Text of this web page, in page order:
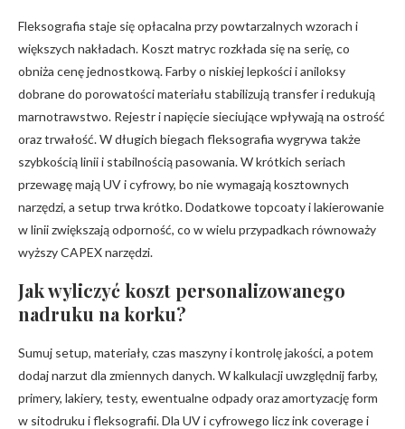
Fleksografia staje się opłacalna przy powtarzalnych wzorach i
większych nakładach. Koszt matryc rozkłada się na serię, co
obniża cenę jednostkową. Farby o niskiej lepkości i aniloksy
dobrane do porowatości materiału stabilizują transfer i redukują
marnotrawstwo. Rejestr i napięcie sieciujące wpływają na ostrość
oraz trwałość. W długich biegach fleksografia wygrywa także
szybkością linii i stabilnością pasowania. W krótkich seriach
przewagę mają UV i cyfrowy, bo nie wymagają kosztownych
narzędzi, a setup trwa krótko. Dodatkowe topcoaty i lakierowanie
w linii zwiększają odporność, co w wielu przypadkach równoważy
wyższy CAPEX narzędzi.
Jak wyliczyć koszt personalizowanego
nadruku na korku?
Sumuj setup, materiały, czas maszyny i kontrolę jakości, a potem
dodaj narzut dla zmiennych danych. W kalkulacji uwzględnij farby,
primery, lakiery, testy, ewentualne odpady oraz amortyzację form
w sitodruku i fleksografii. Dla UV i cyfrowego licz ink coverage i